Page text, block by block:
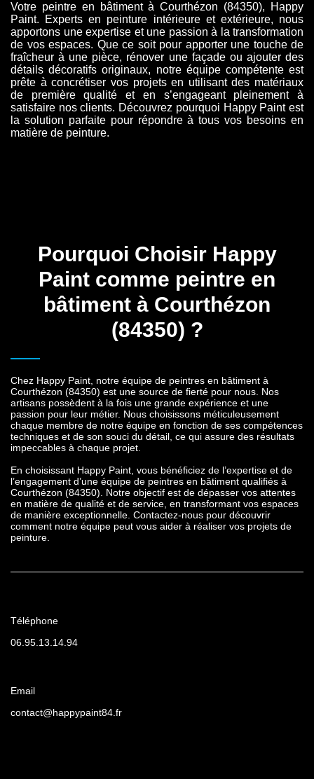
Votre peintre en bâtiment à Courthézon (84350), Happy
Paint. Experts en peinture intérieure et extérieure, nous
apportons une expertise et une passion à la transformation
de vos espaces. Que ce soit pour apporter une touche de
fraîcheur à une pièce, rénover une façade ou ajouter des
détails décoratifs originaux, notre équipe compétente est
prête à concrétiser vos projets en utilisant des matériaux
de première qualité et en s’engageant pleinement à
satisfaire nos clients. Découvrez pourquoi Happy Paint est
la solution parfaite pour répondre à tous vos besoins en
matière de peinture.
Pourquoi Choisir Happy
Paint comme peintre en
bâtiment à Courthézon
(84350) ?
Chez Happy Paint, notre équipe de peintres en bâtiment à
Courthézon (84350) est une source de fierté pour nous. Nos
artisans possèdent à la fois une grande expérience et une
passion pour leur métier. Nous choisissons méticuleusement
chaque membre de notre équipe en fonction de ses compétences
techniques et de son souci du détail, ce qui assure des résultats
impeccables à chaque projet.
En choisissant Happy Paint, vous bénéficiez de l’expertise et de
l’engagement d’une équipe de peintres en bâtiment qualifiés à
Courthézon (84350) . Notre objectif est de dépasser vos attentes
en matière de qualité et de service, en transformant vos espaces
de manière exceptionnelle. Contactez-nous pour découvrir
comment notre équipe peut vous aider à réaliser vos projets de
peinture.
Téléphone
06.95.13.14.94
Email
contact@happypaint84.fr